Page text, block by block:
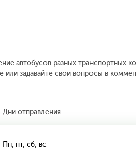
автобусов разных транспортных
или задавайте свои вопросы в
Дни отправления
Пн, пт, сб, вс